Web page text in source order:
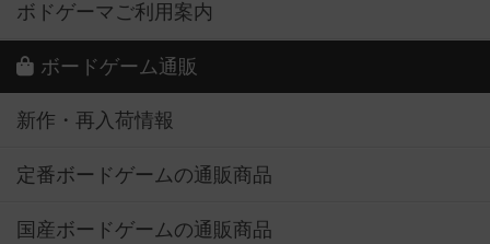
ボドゲーマご利用案内
ボードゲーム通販
新作・再入荷情報
定番ボードゲームの通販商品
国産ボードゲームの通販商品